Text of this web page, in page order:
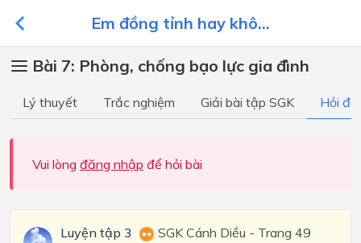
Em đồng tỉnh hay khô...
Bài 7: Phòng, chống bạo lực gia đình
Lý thuyết Trắc nghiệm Giải bài tập SGK Hỏi
Vui lòng đăng nhập để hỏi bài
Luyện tập 3 SGK Cánh Diều - Trang 49